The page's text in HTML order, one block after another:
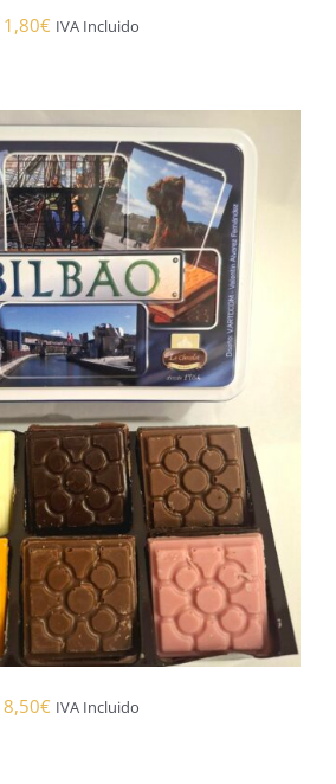
1,80€ IVA Incluido
8,50€ IVA Incluido